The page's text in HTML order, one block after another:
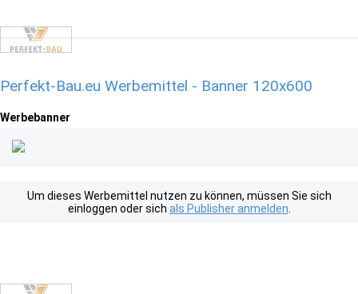
Perfekt-Bau.eu Werbemittel - Banner 120x600
Werbebanner
Um dieses Werbemittel nutzen zu können, müssen Sie sich
einloggen oder sich als Publisher anmelden